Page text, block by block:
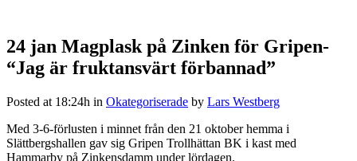
24 jan Magplask på Zinken för Gripen-
“Jag är fruktansvärt förbannad”
Posted at 18:24h in Okategoriserade by Lars Westberg
Med 3-6-förlusten i minnet från den 21 oktober hemma i
Slättbergshallen gav sig Gripen Trollhättan BK i kast med
Hammarby på Zinkensdamm under lördagen.